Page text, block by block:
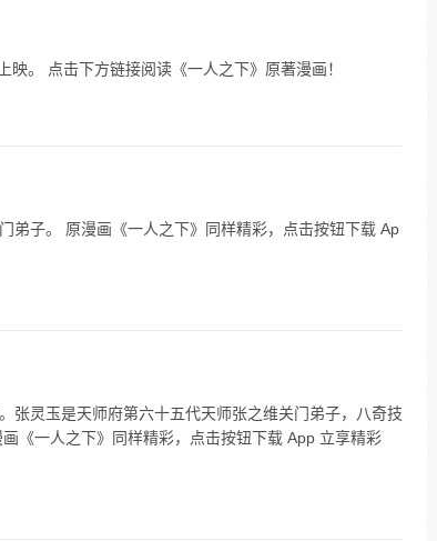
。 点击下方链接阅读《一人之下》原著漫画！
弟子。 原漫画《一人之下》同样精彩，点击按钮下载 Ap
张灵玉是天师府第六十五代天师张之维关门弟子，八奇技
《一人之下》同样精彩，点击按钮下载 App 立享精彩